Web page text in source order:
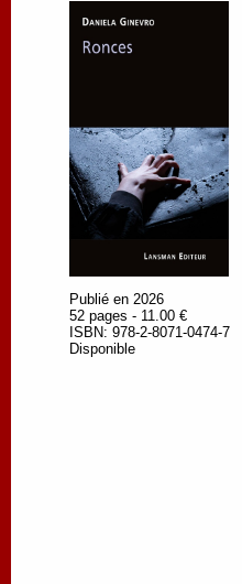
Publié en 2026
52 pages - 11.00 €
ISBN: 978-2-8071-0474-7
Disponible